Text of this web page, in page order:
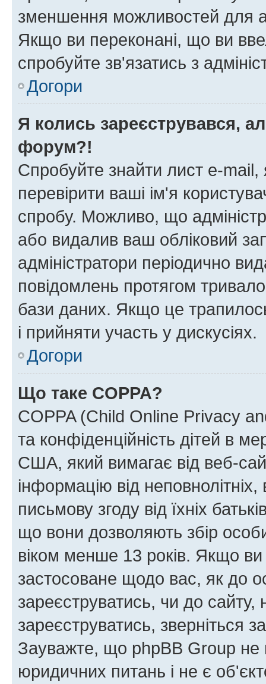
зменшення можливостей для
Якщо ви переконані, що ви
спробуйте зв'язатись з
Догори
Я колись зареєструвався,
форум?!
Спробуйте знайти лист e-mail,
перевірити ваші ім'я
спробу. Можливо, що
або видалив ваш обліковий
адміністратори періодично
повідомлень протягом
бази даних. Якщо це
і прийняти участь у дискусіях.
Догори
Що таке COPPA?
COPPA (Child Online Privacy
та конфіденційність дітей в
США, який вимагає від веб-
інформацію від
письмову згоду від їхніх
що вони дозволяють збір
віком менше 13 років. Якщо
застосоване щодо вас, як до
зареєструватись, чи до
зареєструватись, зверніться
Зауважте, що phpBB Group не
юридичних питань і не є